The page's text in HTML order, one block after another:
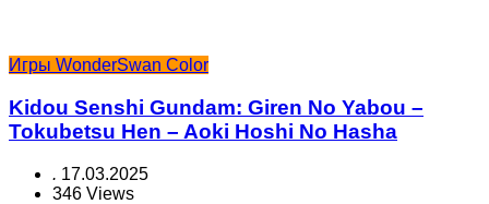
Игры WonderSwan Color
Kidou Senshi Gundam: Giren No Yabou –
Tokubetsu Hen – Aoki Hoshi No Hasha
. 17.03.2025
346 Views